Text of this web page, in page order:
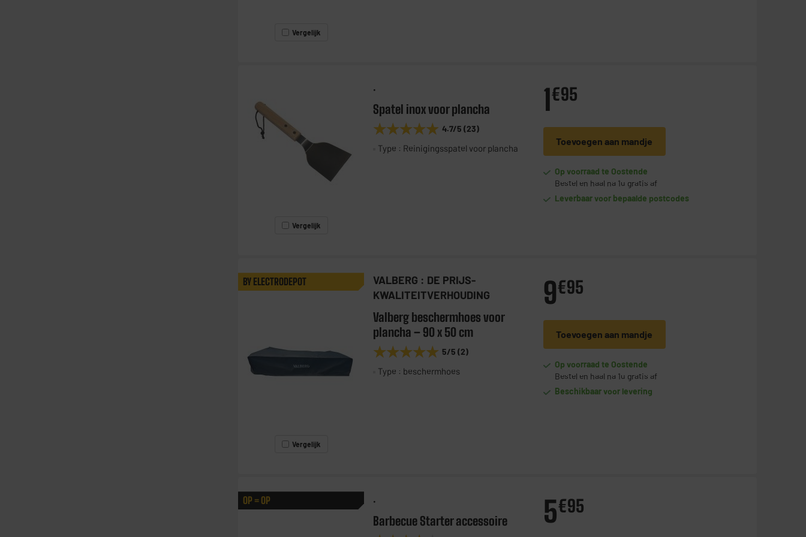
Vergelijk
Vergelijk
.
Spatel inox voor plancha
★★★★★
★★★★★ 4.7/5 (23)
Type : Reinigingsspatel voor plancha
1€95
Toevoegen aan mandje
Op voorraad te Oostende
Bestel en haal na 1u gratis af
Leverbaar voor bepaalde postcodes
BY ELECTRODEPOT
Vergelijk
VALBERG : DE PRIJS-
KWALITEITVERHOUDING
Valberg beschermhoes voor
plancha – 90 x 50 cm
★★★★★
★★★★★ 5/5 (2)
Type : beschermhoes
9€95
Toevoegen aan mandje
Op voorraad te Oostende
Bestel en haal na 1u gratis af
Beschikbaar voor levering
OP = OP .
Barbecue Starter accessoire 5€95